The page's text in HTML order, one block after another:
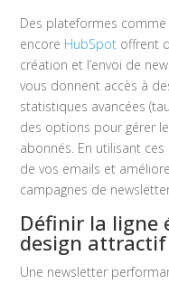
Des plateformes comme
encore HubSpot offrent
création et l’envoi de
vous donnent accès à
statistiques avancées
des options pour gérer
abonnés. En utilisant
de vos emails et
campagnes de
Définir la ligne
design attractif
Une newsletter